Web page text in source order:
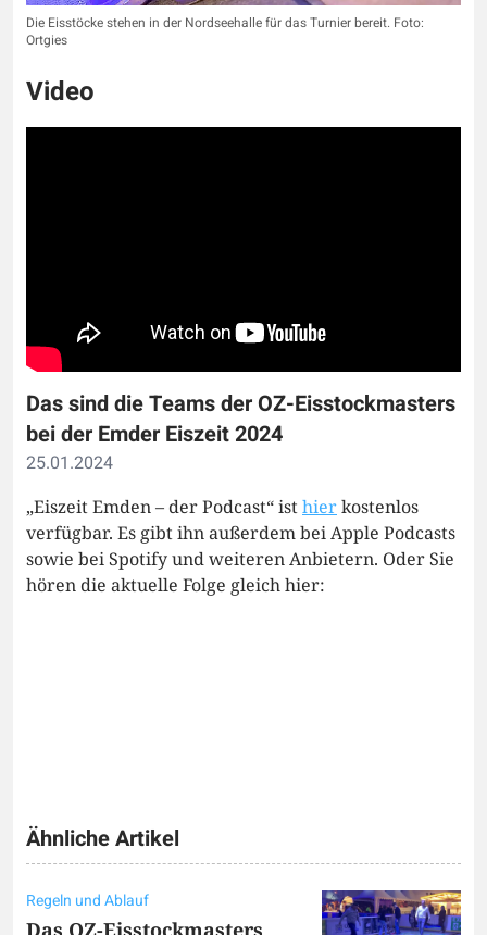
Die Eisstöcke stehen in der Nordseehalle für das Turnier bereit. Foto:
Ortgies
Video
Das sind die Teams der OZ-Eisstockmasters
bei der Emder Eiszeit 2024
25.01.2024
„Eiszeit Emden – der Podcast“ isthierkostenlos
verfügbar. Es gibt ihn außerdem bei Apple Podcasts
sowie bei Spotify und weiteren Anbietern. Oder Sie
hören die aktuelle Folge gleich hier:
Ähnliche Artikel
Regeln und Ablauf
Das OZ-Eisstockmasters